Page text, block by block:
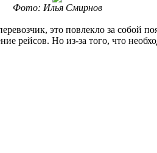
Фото: Илья Смирнов
это повлекло за собой
рейсов. Но из-за того, что